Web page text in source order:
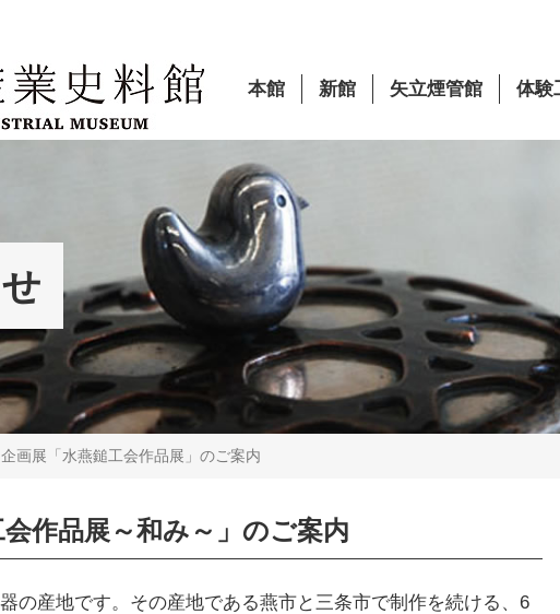
本館 新館 矢立煙管館 体験
企画展「水燕鎚工会作品展」のご案内
作品展～和み～」のご案内
の産地です。その産地である燕市と三条市で制作を続ける、6